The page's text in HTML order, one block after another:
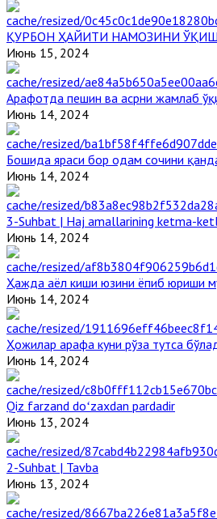
ҚУРБОН ҲАЙИТИ НАМОЗИНИ
Июнь 15, 2024
Арафотда пешин ва асрни жамлаб
Июнь 14, 2024
Бошида яраси бор одам сочини
Июнь 14, 2024
3-Suhbat | Haj amallarining ketma-
Июнь 14, 2024
Ҳажда аёл киши юзини ёпиб юриши
Июнь 14, 2024
Ҳожилар арафа куни рўза тутса
Июнь 14, 2024
Qiz farzand doʻzaxdan pardadir
Июнь 13, 2024
2-Suhbat | Tavba
Июнь 13, 2024